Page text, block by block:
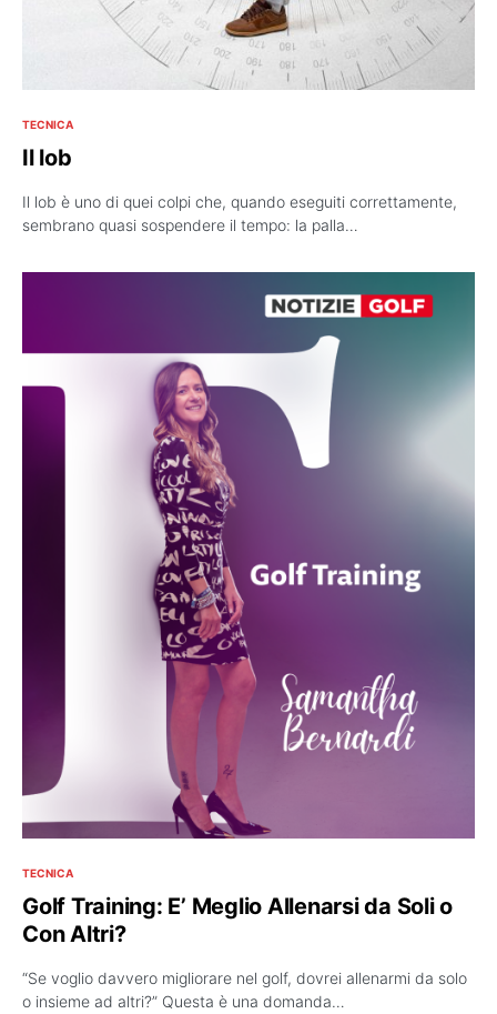
TECNICA
Il lob
Il lob è uno di quei colpi che, quando eseguiti correttamente,
sembrano quasi sospendere il tempo: la palla…
TECNICA
Golf Training: E’ Meglio Allenarsi da Soli o
Con Altri?
“Se voglio davvero migliorare nel golf, dovrei allenarmi da solo
o insieme ad altri?” Questa è una domanda…